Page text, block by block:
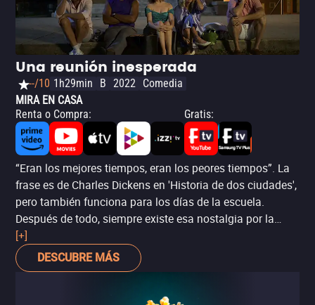
Una reunión inesperada
--/10 1h29min B 2022 Comedia
MIRA EN CASA
Renta o Compra: Gratis:
“Eran los mejores tiempos, eran los peores tiempos”. La
frase es de Charles Dickens en 'Historia de dos ciudades',
pero también funciona para los días de la escuela.
Después de todo, siempre existe esa nostalgia por la
juventud, hasta que recuerdas los tontos e inocentes, o lo
fuerte que era sentir el acoso de los compañeros. 'Una
reunión inesperada' ('Later Days') juega con esa dualidad
[+]
DESCUBRE MÁS